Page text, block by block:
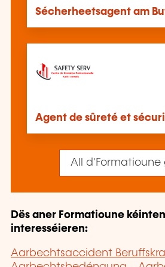
Sécherheetsagent am
Agent de sûreté et
All d'Formatioune
Dës aner Formatioune
interesséieren:
Aarbechtsaccident